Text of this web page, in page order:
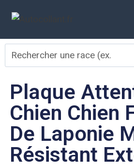
Plaque
Chien Chien
De Laponie
Résistant